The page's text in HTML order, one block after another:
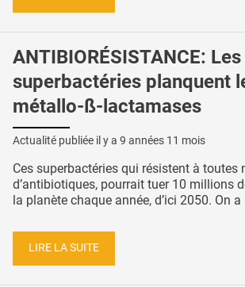
ANTIBIORÉSISTANCE: Les
superbactéries planquent
métallo-ß-lactamases
Actualité publiée il y a 9 années 11 mois
Ces superbactéries qui résistent à toutes
d’antibiotiques, pourrait tuer 10 millions
la planète chaque année, d’ici 2050. On a
LIRE LA SUITE